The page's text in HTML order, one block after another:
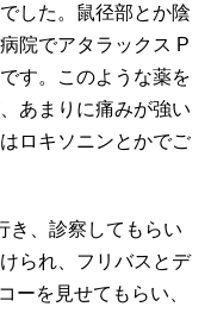
した。鼠径部とか陰
院でアタラックス P
す。このような薬を
あまりに痛みが強い
ロキソニンとかでご
き、診察してもらい
られ、フリバスとデ
を見せてもらい、